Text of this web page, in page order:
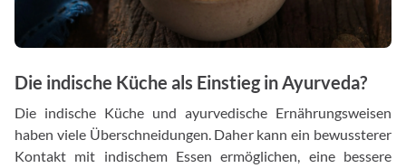
Die indische Küche als Einstieg in Ayurveda?
Die indische Küche und ayurvedische Ernährungsweisen
haben viele Überschneidungen. Daher kann ein bewussterer
Kontakt mit indischem Essen ermöglichen, eine bessere